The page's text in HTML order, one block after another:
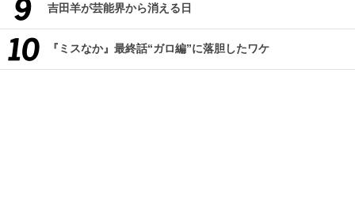
吉田羊が芸能界から消える日
『ミスなか』最終話“ガロ編”に落胆したワケ